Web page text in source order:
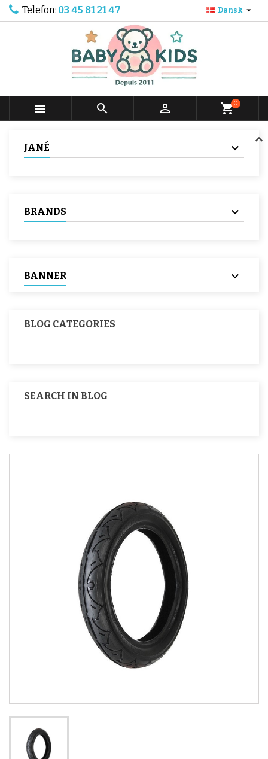
Telefon: 03 45 81 21 47 Dansk 
   shopping_cart0
JANÉ
BRANDS
BANNER
BLOG CATEGORIES
SEARCH IN BLOG